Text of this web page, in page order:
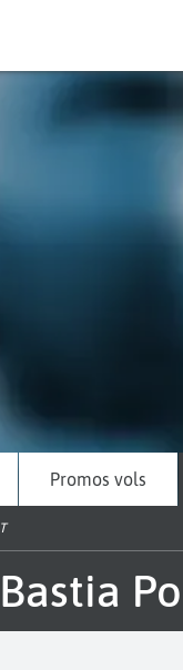
Promos vols